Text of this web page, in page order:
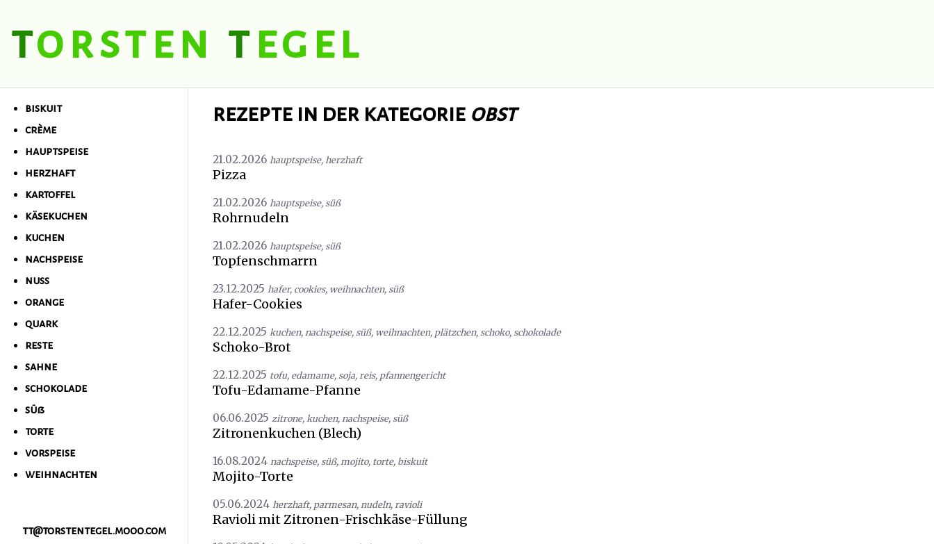
torsten tegel
torsten
t egel
biskuit
crème
hauptspeise
herzhaft
kartoffel
käsekuchen
kuchen
nachspeise
nuss
orange
quark
reste
sahne
schokolade
süß
torte
vorspeise
weihnachten
tt@torstentegel.mooo.com
rezepte in der kategorie obst
21.02.2026 hauptspeise, herzhaft
Pizza
21.02.2026 hauptspeise, süß
Rohrnudeln
21.02.2026 hauptspeise, süß
Topfenschmarrn
23.12.2025 hafer, cookies, weihnachten, süß
Hafer-Cookies
22.12.2025 kuchen, nachspeise, süß, weihnachten, plätzchen, schoko, schokolade
Schoko-Brot
22.12.2025 tofu, edamame, soja, reis, pfannengericht
Tofu-Edamame-Pfanne
06.06.2025 zitrone, kuchen, nachspeise, süß
Zitronenkuchen (Blech)
16.08.2024 nachspeise, süß, mojito, torte, biskuit
Mojito-Torte
05.06.2024 herzhaft, parmesan, nudeln, ravioli
Ravioli mit Zitronen-Frischkäse-Füllung